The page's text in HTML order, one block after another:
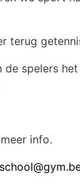
terug
de spelers
info.